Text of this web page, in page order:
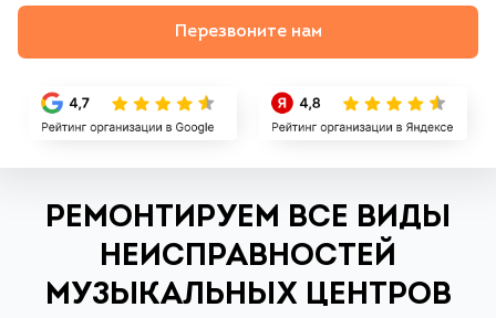
Перезвоните нам
РЕМОНТИРУЕМ ВСЕ ВИДЫ
НЕИСПРАВНОСТЕЙ
МУЗЫКАЛЬНЫХ ЦЕНТРОВ